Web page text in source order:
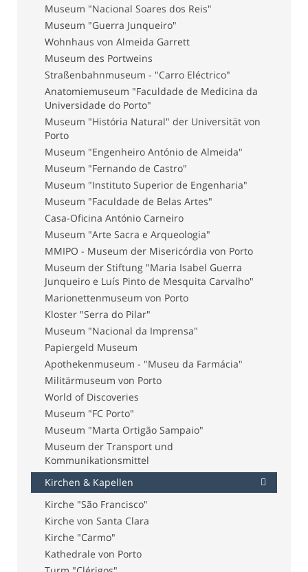
Museum "Nacional Soares dos Reis"
Museum "Guerra Junqueiro"
Wohnhaus von Almeida Garrett
Museum des Portweins
Straßenbahnmuseum - "Carro Eléctrico"
Anatomiemuseum "Faculdade de Medicina da
Universidade do Porto"
Museum "História Natural" der Universität von
Porto
Museum "Engenheiro António de Almeida"
Museum "Fernando de Castro"
Museum "Instituto Superior de Engenharia"
Museum "Faculdade de Belas Artes"
Casa-Oficina António Carneiro
Museum "Arte Sacra e Arqueologia"
MMIPO - Museum der Misericórdia von Porto
Museum der Stiftung "Maria Isabel Guerra
Junqueiro e Luís Pinto de Mesquita Carvalho"
Marionettenmuseum von Porto
Kloster "Serra do Pilar"
Museum "Nacional da Imprensa"
Papiergeld Museum
Apothekenmuseum - "Museu da Farmácia"
Militärmuseum von Porto
World of Discoveries
Museum "FC Porto"
Museum "Marta Ortigão Sampaio"
Museum der Transport und
Kommunikationsmittel
Kirchen & Kapellen
Kirche "São Francisco"
Kirche von Santa Clara
Kirche "Carmo"
Kathedrale von Porto